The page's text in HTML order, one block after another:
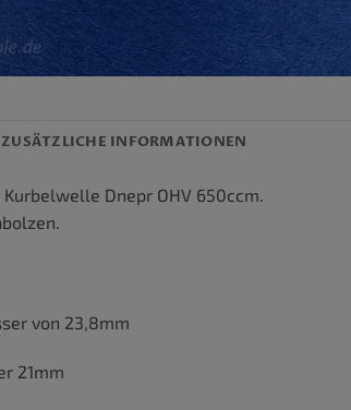
ZUSÄTZLICHE INFORMATIONEN
Dnepr OHV 650ccm.
von 23,8mm
21mm